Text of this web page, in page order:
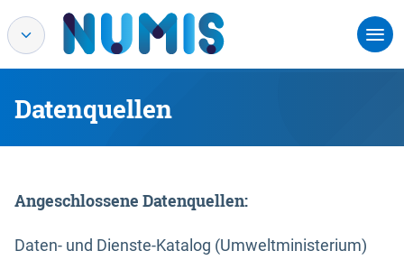
Datenquellen
Angeschlossene Datenquellen:
Daten- und Dienste-Katalog (Umweltministerium)